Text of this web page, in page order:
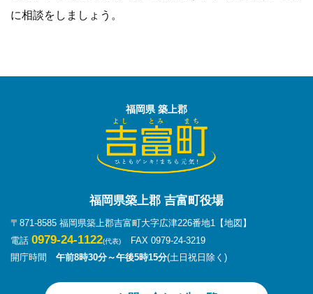
に相談をしましょう。
福岡県 築上郡
福岡県築上郡 吉富町役場
〒871-8585 福岡県築上郡吉富町大字広津226番地1 【地図】
電話 0979-24-1122(代表)
FAX 0979-24-3219
開庁時間 午前8時30分～午後5時15分(土日祝日除く)